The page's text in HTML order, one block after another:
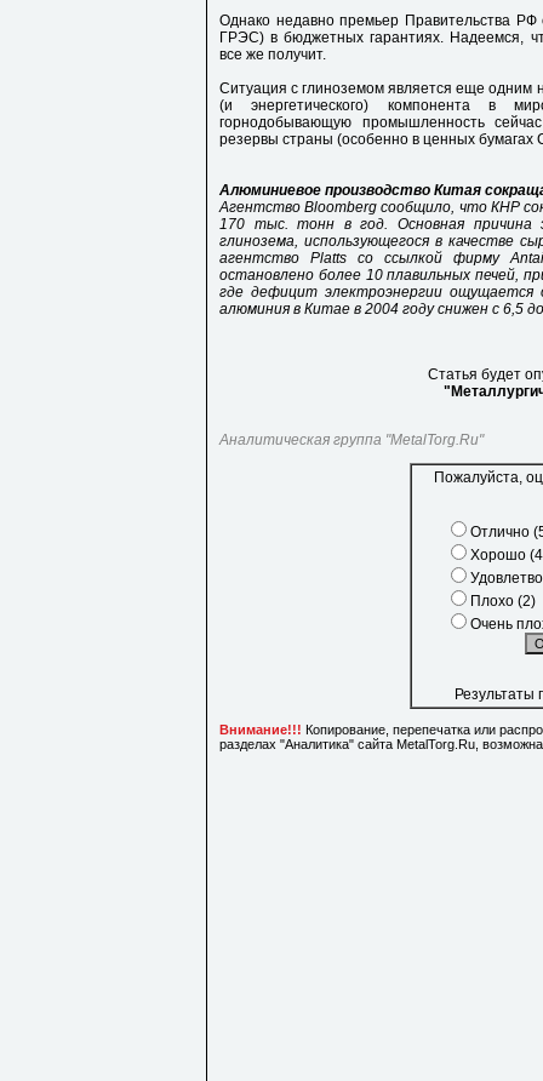
Однако недавно премьер Правительства
ГРЭС) в бюджетных гарантиях. Надеемся,
все же получит.
Ситуация с глиноземом является еще одним
(и энергетического) компонента в
горнодобывающую промышленность
резервы страны (особенно в ценных
Алюминиевое производство Китая
Агентство Bloomberg сообщило, что КНР
170 тыс. тонн в год. Основная причина
глинозема, использующегося в качестве
агентство Platts со ссылкой фирму
остановлено более 10 плавильных печей,
где дефицит электроэнергии ощущается
алюминия в Китае в 2004 году снижен с 6,5
Статья будет
Аналитическая группа "MetalTorg.Ru"
Пожалуйста,
Отлично
Хорошо
Плохо (2)
Очень
Результаты
Внимание!!! Копирование, перепечатка или
разделах "Аналитика" сайта MetalTorg.Ru,